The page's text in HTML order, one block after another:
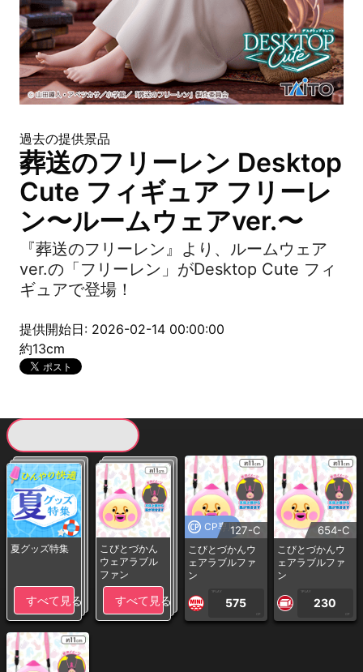
過去の提供景品
葬送のフリーレン Desktop
Cute フィギュア フリーレ
ン〜ルームウェアver.〜
『葬送のフリーレン』より、ルームウェア
ver.の「フリーレン」がDesktop Cute フィ
ギュアで登場！
提供開始日: 2026-02-14 00:00:00
約13cm
夏グッズ特集
すべて見る
こびとづかん
ウェアラブル
ファン
すべて見る
CP専用127-C
こびとづかんウ
ェアラブルファ
ン
1PLAY
575
CP
654-C
こびとづかんウ
ェアラブルファ
ン
1PLAY
230
CP